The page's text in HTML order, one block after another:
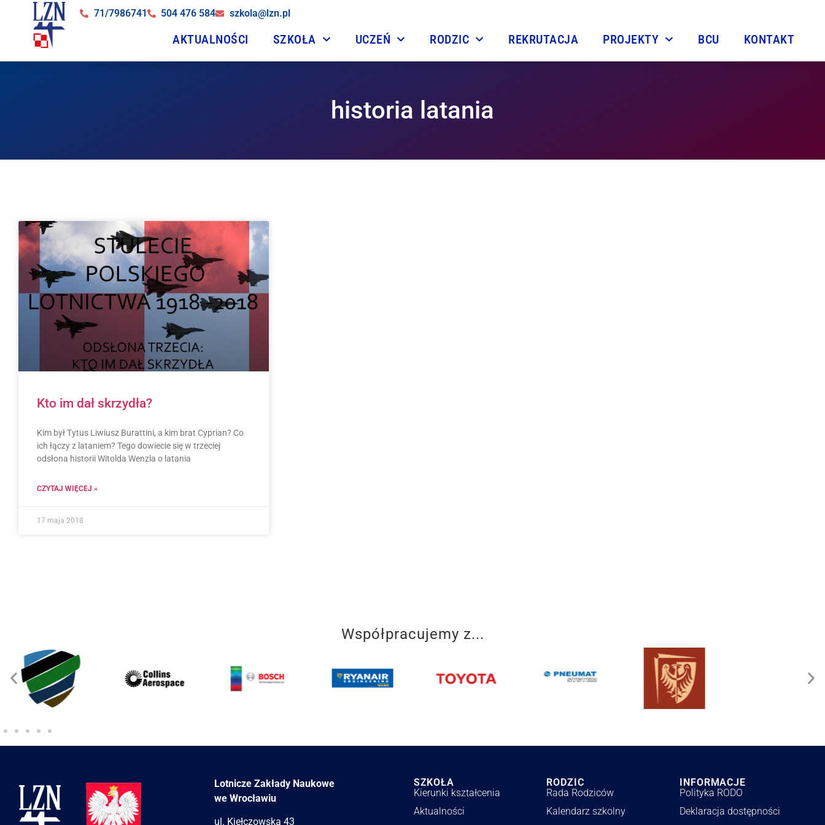
71/7986741 504 476 584 szkola@lzn.pl
AKTUALNOŚCI SZKOŁA UCZEŃ RODZIC REKRUTACJA PROJEKTY BCU KONTAKT
historia latania
Kto im dał skrzydła?
Kim był Tytus Liwiusz Burattini, a kim brat Cyprian? Co
ich łączy z lataniem? Tego dowiecie się w trzeciej
odsłona historii Witolda Wenzla o latania
CZYTAJ WIĘCEJ »
17 maja 2018
Współpracujemy z...
Lotnicze Zakłady Naukowe
we Wrocławiu
ul. Kiełczowska 43
SZKOŁA
Kierunki kształcenia
Aktualności
RODZIC
Rada Rodziców
Kalendarz szkolny
INFORMACJE
Polityka RODO
Deklaracja dostępności